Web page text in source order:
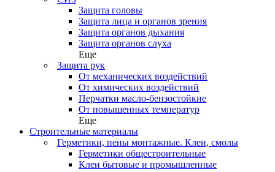
Защита головы
Защита лица и органов зрения
Защита органов дыхания
Защита органов слуха
Еще
Защита рук
От механических воздействий
От химических воздействий
Перчатки масло-бензостойкие
От повышенных температур
Еще
Строительные материалы
Герметики, пены монтажные. Клеи, смолы
Герметики общестроительные
Клеи бытовые и промышленные